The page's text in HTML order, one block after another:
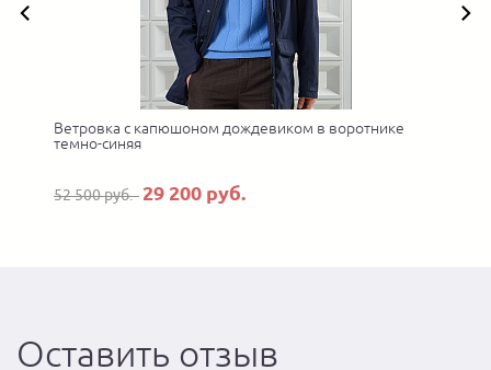
Ветровка с капюшоном дождевиком в воротнике
темно-синяя
52 500 руб. 29 200 руб.
Оставить отзыв